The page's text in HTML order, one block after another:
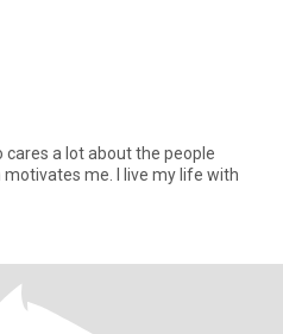
cares a lot about the people
me. I live my life with